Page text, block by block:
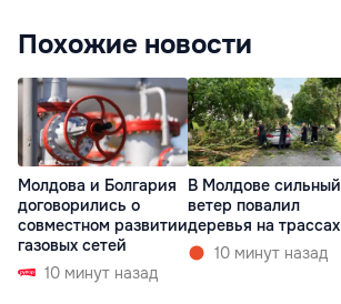
Похожие новости
Молдова и Болгария
договорились о
совместном развитии
газовых сетей
10 минут назад
В Молдове сильный
ветер повалил
деревья на трассах
10 минут назад